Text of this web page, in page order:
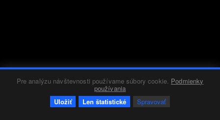
Pre analýzu návštevnosti používame súbory cookie. Podmienky
používania
Uložiť
Len štatistické Spravovať